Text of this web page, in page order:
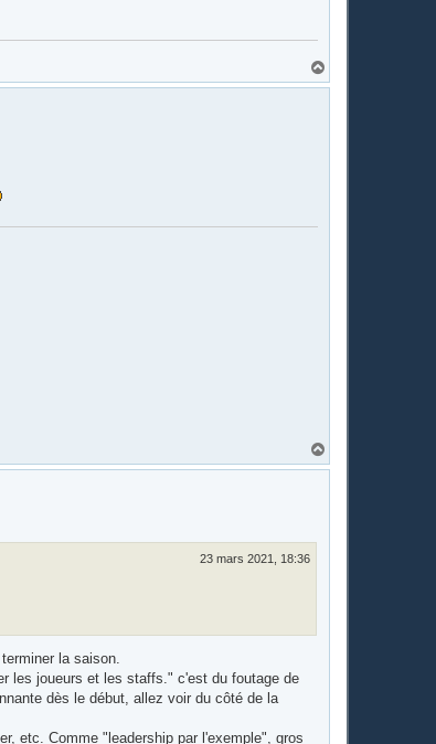
a
a
23 mars 2021, 18:36
la saison.
les joueurs et les staffs." c'est du foutage de
dès le début, allez voir du côté de la
etc. Comme "leadership par l'exemple", gros